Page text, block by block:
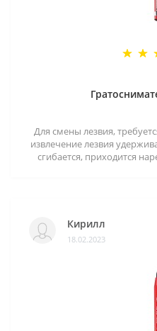
Для смены лезвия,
извлечение лезвия
сгибается, приходится
Кирилл
18.02.2023